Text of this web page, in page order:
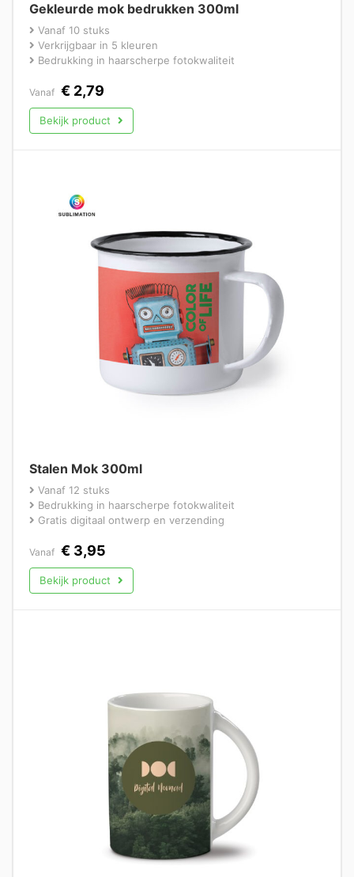
Gekleurde mok bedrukken 300ml
Vanaf 10 stuks
Verkrijgbaar in 5 kleuren
Bedrukking in haarscherpe fotokwaliteit
Vanaf € 2,79
Bekijk product
Stalen Mok 300ml
Vanaf 12 stuks
Bedrukking in haarscherpe fotokwaliteit
Gratis digitaal ontwerp en verzending
Vanaf € 3,95
Bekijk product